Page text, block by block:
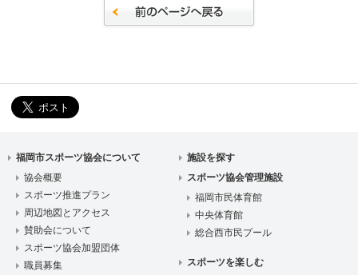
福岡市スポーツ協会について
協会概要
スポーツ推進プラン
周辺地図とアクセス
賛助会について
スポーツ協会加盟団体
職員募集
施設を探す
スポーツ協会管理施設
福岡市民体育館
中央体育館
総合西市民プール
スポーツを楽しむ